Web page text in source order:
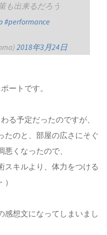
も出来るだろう
#performance
2018年3月24日
ートです。
る予定だったのですが、
たのと、部屋の広さにそぐ
くなったので、
スキルより、体力をつける
感想文になってしまいまし